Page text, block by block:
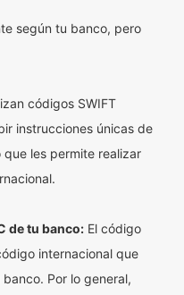
según tu banco, pero
códigos SWIFT
instrucciones únicas de
les permite realizar
de tu banco: El código
internacional que
Por lo general,